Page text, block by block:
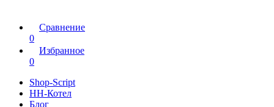
Сравнение
0
Избранное
0
Shop-Script
НН-Котел
Блог